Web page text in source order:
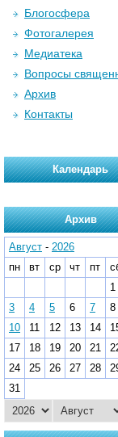
Блогосфера
Фотогалерея
Медиатека
Вопросы
Архив
Контакты
Календарь
Архив
Август - 2026
пн
вт ср чт пт
1
3
4 5 6 7 8
10
11 12 13 14
17
18 19 20 21
24
25 26 27 28
31